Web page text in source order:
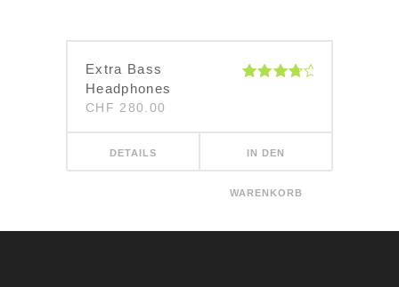
Extra Bass
Headphones
CHF 280.00
DETAILS IN DEN
WARENKORB